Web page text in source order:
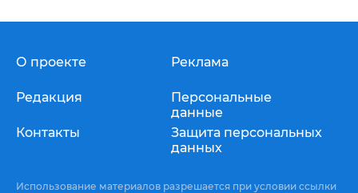
О проекте
Редакция
Контакты
Реклама
Персональные
данные
Защита персональных
данных
Использование материалов разрешается при условии ссылки